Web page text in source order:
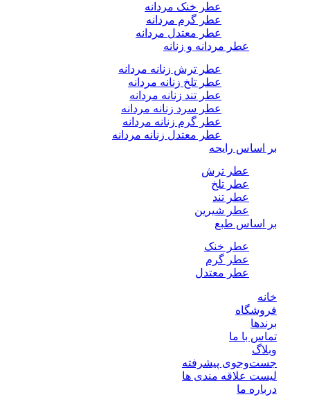
عطر خنک مردانه
عطر گرم مردانه
عطر معتدل مردانه
عطر مردانه و زنانه
عطر ترش زنانه مردانه
عطر تلخ زنانه مردانه
عطر تند زنانه مردانه
عطر سرد زنانه مردانه
عطر گرم زنانه مردانه
عطر معتدل زنانه مردانه
بر اساس رایحه
عطر ترش
عطر تلخ
عطر تند
عطر شیرین
بر اساس طبع
عطر خنک
عطر گرم
عطر معتدل
خانه
فروشگاه
برندها
تماس با ما
وبلاگ
جست‌وجوی پیشرفته
لیست علاقه مندی ها
درباره ما